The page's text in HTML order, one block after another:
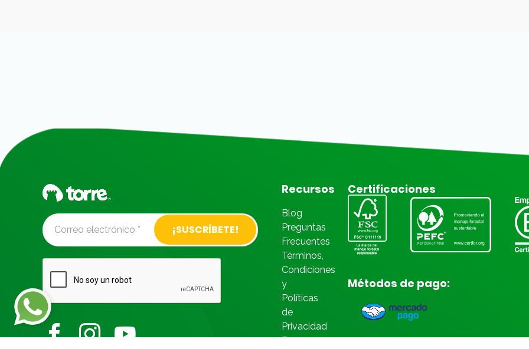
Alternative:
Recursos
Blog
Preguntas
Frecuentes
Términos,
Condiciones
y
Políticas
de
Privacidad
Bases
Certificaciones
Métodos de pago: